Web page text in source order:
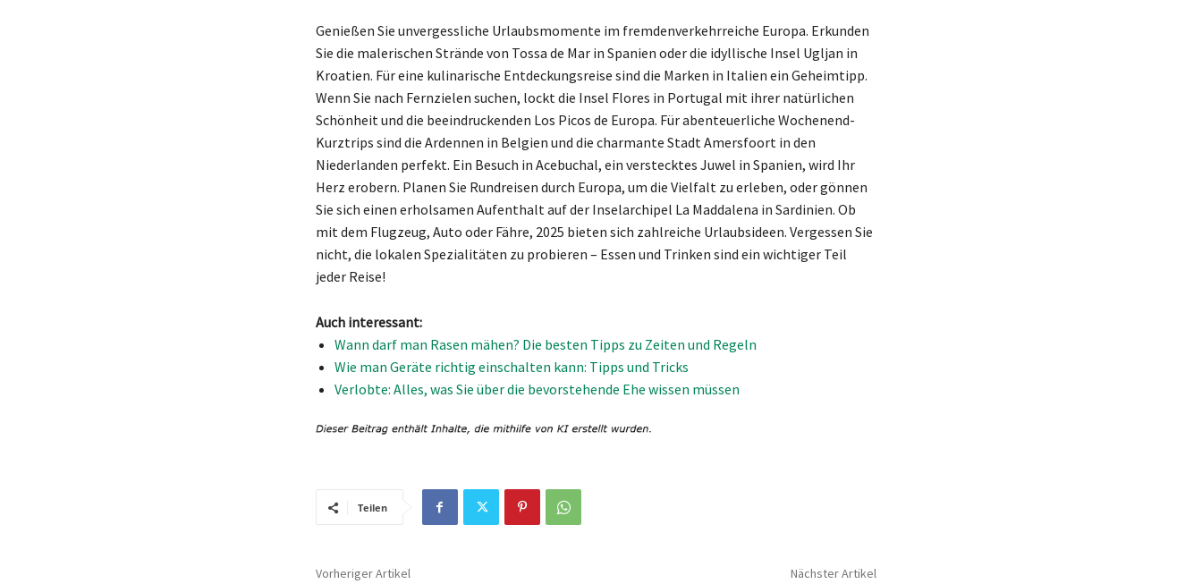
Genießen Sie unvergessliche Urlaubsmomente im fremdenverkehrreiche Europa. Erkunden
Sie die malerischen Strände von Tossa de Mar in Spanien oder die idyllische Insel Ugljan in
Kroatien. Für eine kulinarische Entdeckungsreise sind die Marken in Italien ein Geheimtipp.
Wenn Sie nach Fernzielen suchen, lockt die Insel Flores in Portugal mit ihrer natürlichen
Schönheit und die beeindruckenden Los Picos de Europa. Für abenteuerliche Wochenend-
Kurztrips sind die Ardennen in Belgien und die charmante Stadt Amersfoort in den
Niederlanden perfekt. Ein Besuch in Acebuchal, ein verstecktes Juwel in Spanien, wird Ihr
Herz erobern. Planen Sie Rundreisen durch Europa, um die Vielfalt zu erleben, oder gönnen
Sie sich einen erholsamen Aufenthalt auf der Inselarchipel La Maddalena in Sardinien. Ob
mit dem Flugzeug, Auto oder Fähre, 2025 bieten sich zahlreiche Urlaubsideen. Vergessen Sie
nicht, die lokalen Spezialitäten zu probieren – Essen und Trinken sind ein wichtiger Teil
jeder Reise!
Auch interessant:
Wann darf man Rasen mähen? Die besten Tipps zu Zeiten und Regeln
Wie man Geräte richtig einschalten kann: Tipps und Tricks
Verlobte: Alles, was Sie über die bevorstehende Ehe wissen müssen
Teilen
Vorheriger Artikel Nächster Artikel